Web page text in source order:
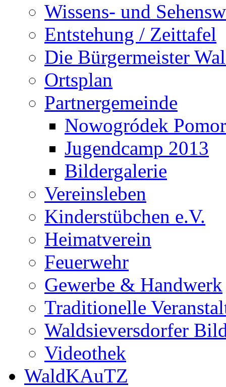
Wissens- und
Entstehung / Zeittafel
Die Bürgermeister
Ortsplan
Partnergemeinde
Nowogródek
Jugendcamp 2013
Bildergalerie
Vereinsleben
Kinderstübchen e.V.
Heimatverein
Feuerwehr
Gewerbe & Handwerk
Traditionelle
Waldsieversdorfer
Videothek
WaldKAuTZ